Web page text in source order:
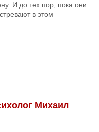
И до тех пор, пока они
в этом
Михаил